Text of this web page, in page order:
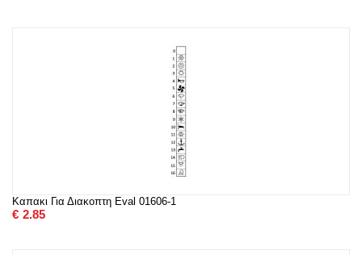
Καπακι Για Διακοπτη Eval 01606-1
€ 2.85